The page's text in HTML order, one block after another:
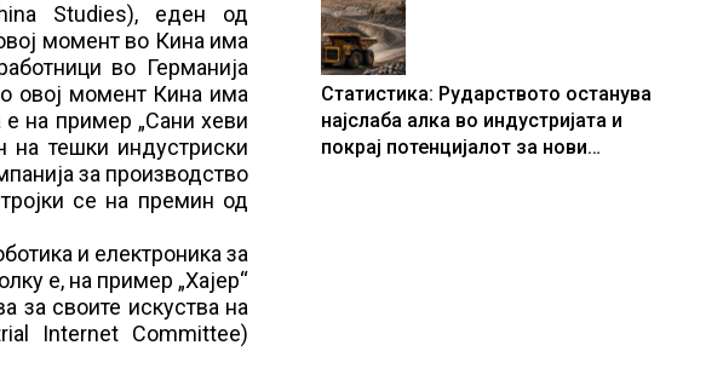
Studies), еден од
момент во Кина има
во Германија
овој момент Кина има
на пример „Сани хеви
на тешки индустриски
за производство
се на премин од
и електроника за
е, на пример „Хајер“
за своите искуства на
Internet Committee)
Статистика: Рударството останува
најслаба алка во индустријата и
покрај потенцијалот за нови